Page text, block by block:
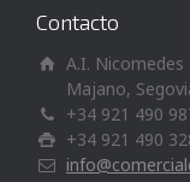
Contacto
A.I. Nicomedes
Majano,
+34 921 490
+34 921 490